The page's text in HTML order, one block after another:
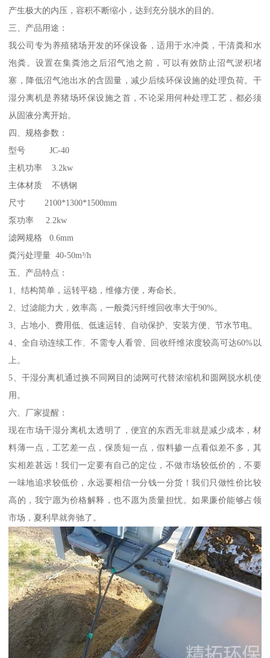
产生极大的内压，容积不断缩小，达到充分脱水的目的。
三、产品用途：
我公司专为养殖猪场开发的环保设备，适用于水冲粪，干清粪和水
泡粪。设置在集粪池之后沼气池之前，可以有效防止沼气淤积堵
塞，降低沼气池出水的含固量，减少后续环保设施的处理负荷。干
湿分离机是养猪场环保设施之首，不论采用何种处理工艺，都必须
从固液分离开始。
四、规格参数：
型号 JC-40
主机功率 3.2kw
主体材质 不锈钢
尺寸 2100*1300*1500mm
泵功率 2.2kw
滤网规格 0.6mm
粪污处理量 40-50m³/h
五、产品特点：
1、结构简单，运转平稳，维修方便，寿命长。
2、过滤能力大，效率高，一般粪污纤维回收率大于90%。
3、占地小、费用低、低速运转、自动保护、安装方便、节水节电。
4、全自动连续工作、不需专人看管、回收纤维浓度较高可达60%以
上。
5、干湿分离机通过换不同网目的滤网可代替浓缩机和圆网脱水机使
用。
六、厂家提醒：
现在市场干湿分离机太透明了，便宜的东西无非就是减少成本，材
料薄一点，工艺差一点，保质短一点，假料掺一点看似差不多，其
实相差甚远！我们一定要有自己的定位，不做市场较低价的，不要
一味地追求较低价，永远要相信一分钱一分货！我们只做性价比较
高的，我宁愿为价格解释，也不愿为质量担忧。如果廉价能够占领
市场，夏利早就奔驰了。